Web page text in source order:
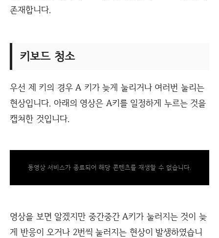
존재합니다.
키보드 청소
우선 제 키의 경우 A 키가 늦게 눌리거나 여러번 눌리는
현상입니다. 아래의 영상은 A키를 일정하게 누르는 것을
캡쳐한 것입니다.
동영상 서비스가 종료되어 해당 콘텐츠를 재생할 수 없습니다.
영상을 보면 알겠지만 중간중간 A키가 눌러지는 것이 늦
게 반응이 오거나 2번씩 눌러지는 현상이 발생하였습니